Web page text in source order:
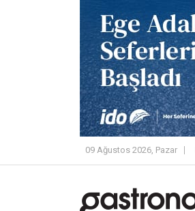
09 Ağustos 2026, Pazar